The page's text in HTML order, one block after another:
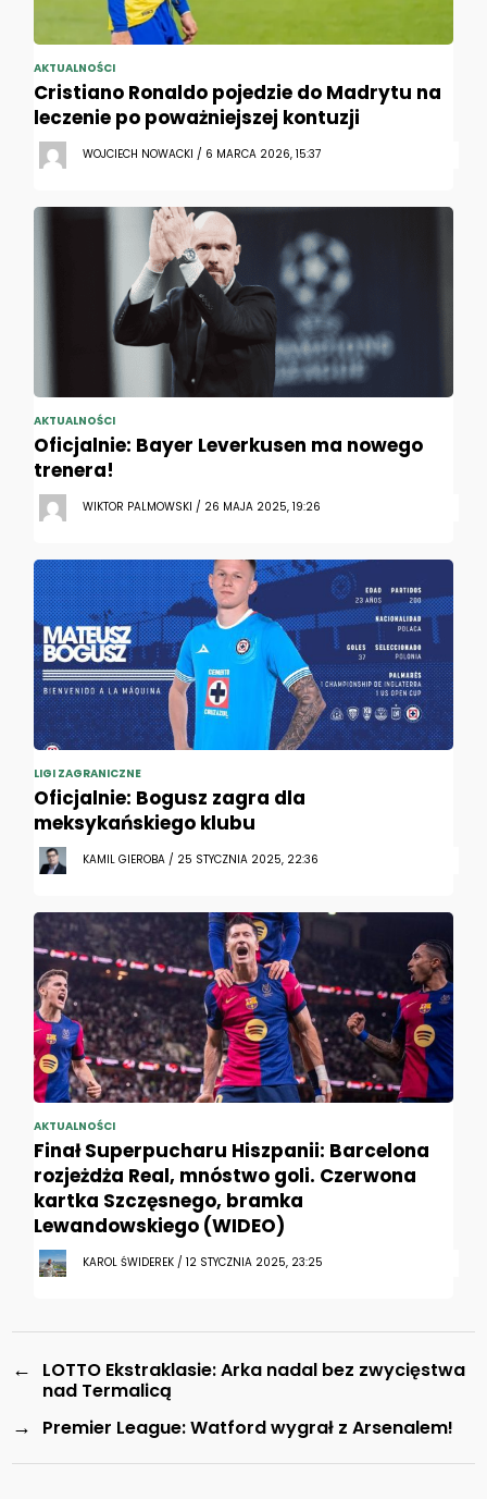
AKTUALNOŚCI
Cristiano Ronaldo pojedzie do Madrytu na
leczenie po poważniejszej kontuzji
WOJCIECH NOWACKI / 6 MARCA 2026, 15:37
AKTUALNOŚCI
Oficjalnie: Bayer Leverkusen ma nowego
trenera!
WIKTOR PALMOWSKI / 26 MAJA 2025, 19:26
LIGI ZAGRANICZNE
Oficjalnie: Bogusz zagra dla
meksykańskiego klubu
KAMIL GIEROBA / 25 STYCZNIA 2025, 22:36
AKTUALNOŚCI
Finał Superpucharu Hiszpanii: Barcelona
rozjeżdża Real, mnóstwo goli. Czerwona
kartka Szczęsnego, bramka
Lewandowskiego (WIDEO)
KAROL ŚWIDEREK / 12 STYCZNIA 2025, 23:25
←
LOTTO Ekstraklasie: Arka nadal bez zwycięstwa
nad Termalicą
→ Premier League: Watford wygrał z Arsenalem!